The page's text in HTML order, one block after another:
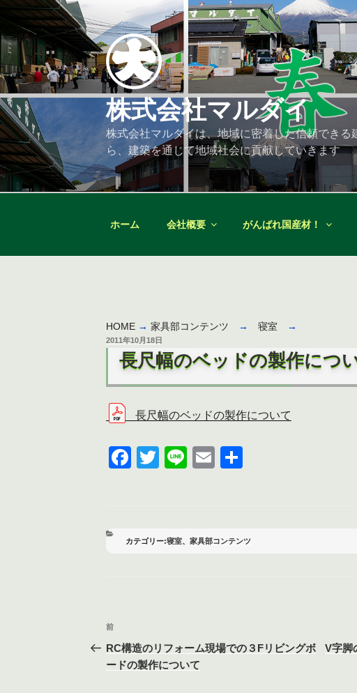
テ
ン
ツ
へ
ス
キ
ッ
プ
株式会社マルダイ
株式会社マルダイは、地域に密着した信頼でき
ら、建築を通じて地域社会に貢献していきます
ホーム 会社概要 がんばれ国産材！
HOME → 家具部コンテンツ → 寝室 →
投
稿
2011年10月18日
長尺幅のベッドの製作につ
長尺幅のベッドの製作について
F
b
T
Li
E
カ
寝室、 家具部コンテンツ
投
稿
ナ
前
の
投
前
RC構造のリフォーム現場での３Fリビングボ
ードの製作について
V字脚